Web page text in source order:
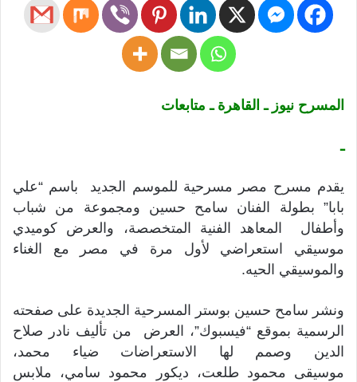
المسرح نيوز ـ القاهرة ـ متابعات
ـ
يقدم مسرح مصر مسرحية للموسم الجديد باسم “علي
بابا” بطولة الفنان سامح حسين ومجموعة من شباب
وأطفال المعاهد الفنية المتخصصة، والعرض كوميدي
موسيقي استعراضي لأول مرة في مصر مع الغناء
والموسيقي الحيه.
ونشر سامح حسين بوستر المسرحية الجديدة على صفحته
الرسمية بموقع “فيسبوك”، العرض من تأليف نادر صلاح
الدين وصمم لها الاستعراضات ضياء محمد،
موسيقى محمود طلعت، ديكور محمود سامي، ملابس